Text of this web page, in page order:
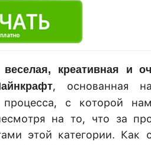
креативная и
, основанная
процесса, с которой
на то, что за
этой категории. Как